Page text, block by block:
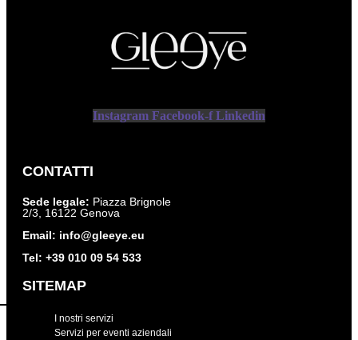
Instagram Facebook-f Linkedin
CONTATTI
Sede legale: Piazza Brignole
2/3, 16122 Genova
Email: info@gleeye.eu
Tel: +39 010 09 54 533
SITEMAP
I nostri servizi
Servizi per eventi aziendali